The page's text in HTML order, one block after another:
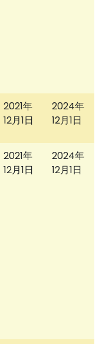
2021年
12月1日
2024年
12月1日
2021年
12月1日
2024年
12月1日